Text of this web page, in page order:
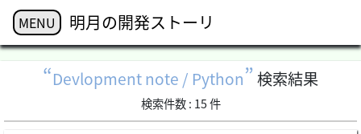
MENU 明月の開発ストーリ
Devlopment note / Python 検索結果
検索件数 : 15件